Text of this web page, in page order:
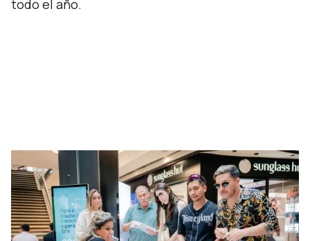
todo el año.